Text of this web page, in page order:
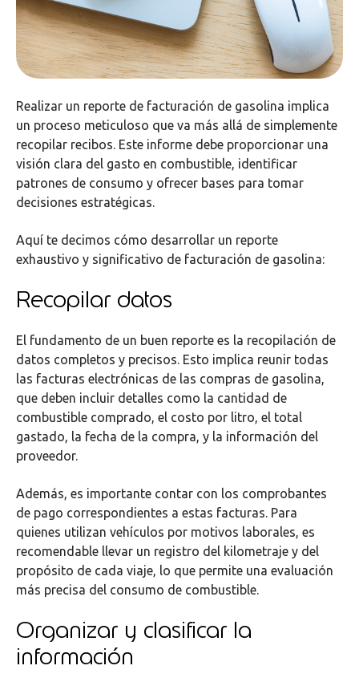
Realizar un reporte de facturación de gasolina implica
un proceso meticuloso que va más allá de simplemente
recopilar recibos. Este informe debe proporcionar una
visión clara del gasto en combustible, identificar
patrones de consumo y ofrecer bases para tomar
decisiones estratégicas.
Aquí te decimos cómo desarrollar un reporte
exhaustivo y significativo de facturación de gasolina:
Recopilar datos
El fundamento de un buen reporte es la recopilación de
datos completos y precisos. Esto implica reunir todas
las facturas electrónicas de las compras de gasolina,
que deben incluir detalles como la cantidad de
combustible comprado, el costo por litro, el total
gastado, la fecha de la compra, y la información del
proveedor.
Además, es importante contar con los comprobantes
de pago correspondientes a estas facturas. Para
quienes utilizan vehículos por motivos laborales, es
recomendable llevar un registro del kilometraje y del
propósito de cada viaje, lo que permite una evaluación
más precisa del consumo de combustible.
Organizar y clasificar la
información